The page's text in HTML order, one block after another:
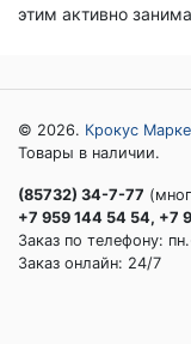
этим активно
© 2026. Крокус
Товары в наличии.
(85732) 34-7-77
+7 959 144 54 54, +7
Заказ по телефону:
Заказ онлайн: 24/7